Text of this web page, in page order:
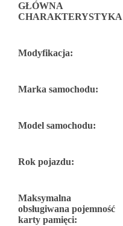
GŁÓWNA
CHARAKTERYSTYKA
Modyfikacja:
Marka samochodu:
Model samochodu:
Rok pojazdu:
Maksymalna
obsługiwana pojemność
karty pamięci: